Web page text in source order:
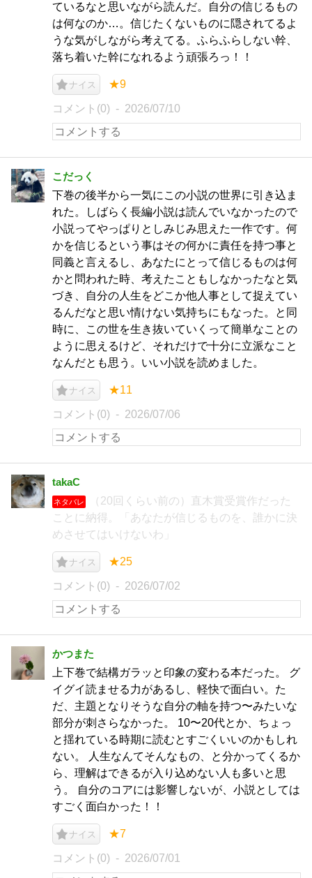
ているなと思いながら読んだ。自分の信じるもの
は何なのか…。信じたくないものに隠されてるよ
うな気がしながら考えてる。ふらふらしない幹、
落ち着いた幹になれるよう頑張ろっ！！
ナイス ★9
コメント(0) 2026/07/10
こだっく
下巻の後半から一気にこの小説の世界に引き込ま
れた。しばらく長編小説は読んでいなかったので
小説ってやっぱりとしみじみ思えた一作です。何
かを信じるという事はその何かに責任を持つ事と
同義と言えるし、あなたにとって信じるものは何
かと問われた時、考えたこともしなかったなと気
づき、自分の人生をどこか他人事として捉えてい
るんだなと思い情けない気持ちにもなった。と同
時に、この世を生き抜いていくって簡単なことの
ように思えるけど、それだけで十分に立派なこと
なんだとも思う。いい小説を読めました。
ナイス ★11
コメント(0) 2026/07/06
takaC
ネタバレ
（20回くらい前の）直木賞受賞作だった
ことに納得。「あなたが信じるものを、誰かに決
めさせてはいけないわ」
ナイス ★25
コメント(0) 2026/07/02
かつまた
上下巻で結構ガラッと印象の変わる本だった。 グ
イグイ読ませる力があるし、軽快で面白い。た
だ、主題となりそうな自分の軸を持つ〜みたいな
部分が刺さらなかった。 10〜20代とか、ちょっ
と揺れている時期に読むとすごくいいのかもしれ
ない。 人生なんてそんなもの、と分かってくるか
ら、理解はできるが入り込めない人も多いと思
う。 自分のコアには影響しないが、小説としては
すごく面白かった！！
ナイス ★7
コメント(0) 2026/07/01